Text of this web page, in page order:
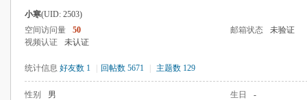
小寒(UID: 2503)
空间访问量
50 邮箱状态
未验证
视频认证
未认证
统计信息 好友数 1 回帖数 5671 主题数 129
性别 男 生日 -